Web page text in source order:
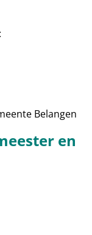
Belangen
en